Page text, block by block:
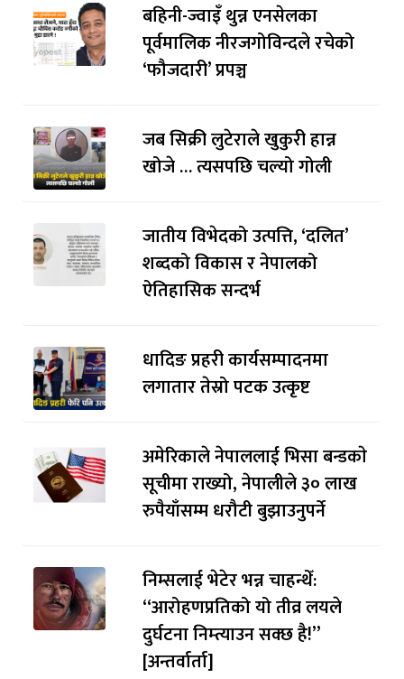
बहिनी-ज्वाइँ थुन्न एनसेलका
पूर्वमालिक नीरजगोविन्दले रचेको
‘फौजदारी’ प्रपञ्च
जब सिक्री लुटेराले खुकुरी हान्न
खोजे … त्यसपछि चल्यो गोली
जातीय विभेदको उत्पत्ति, ‘दलित’
शब्दको विकास र नेपालको
ऐतिहासिक सन्दर्भ
धादिङ प्रहरी कार्यसम्पादनमा
लगातार तेस्रो पटक उत्कृष्ट
अमेरिकाले नेपाललाई भिसा बन्डकाे
सूचीमा राख्यो, नेपालीले ३० लाख
रुपैयाँसम्म धरौटी बुझाउनुपर्ने
निम्सलाई भेटेर भन्न चाहन्थेँ:
“आरोहणप्रतिको यो तीव्र लयले
दुर्घटना निम्त्याउन सक्छ है!”
[अन्तर्वार्ता]